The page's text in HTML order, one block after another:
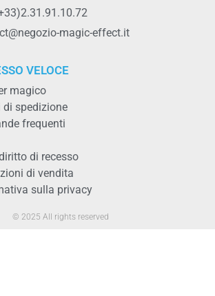
magic-effect.it
VELOCE
magico
di spedizione
frequenti
di recesso
di vendita
sulla privacy
© 2025 All rights reserved